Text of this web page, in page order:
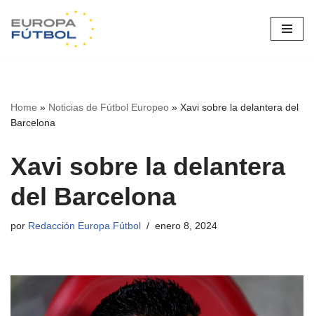
Saltar
Home » Noticias de Fútbol Europeo » Xavi sobre la delantera del
Barcelona
Xavi sobre la delantera
del Barcelona
por Redacción Europa Fútbol enero 8, 2024